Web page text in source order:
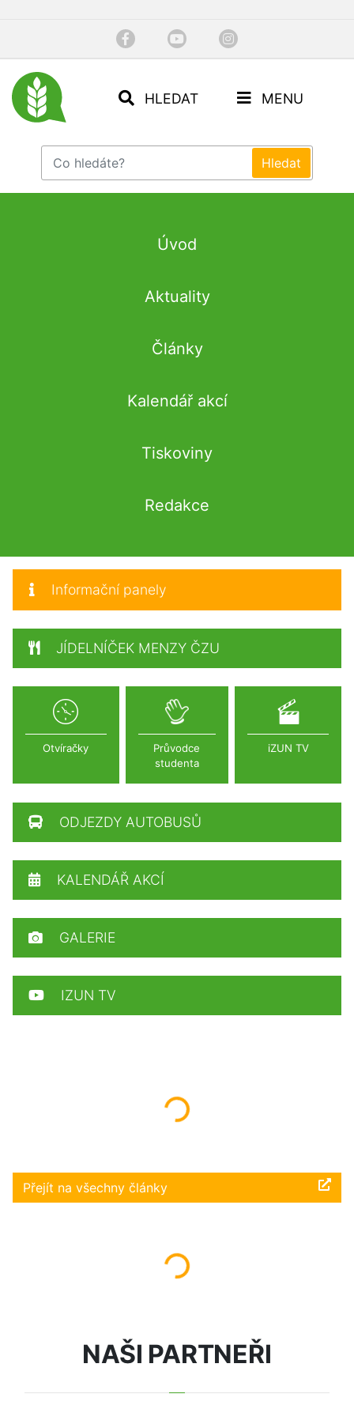
HLEDAT MENU
Úvod
Aktuality
Články
Kalendář akcí
Tiskoviny
Redakce
Načítám...
Přejít na všechny články
Načítám...
Informační panely
JÍDELNÍČEK MENZY ČZU
Otvíračky
Průvodce
studenta
iZUN TV
ODJEZDY AUTOBUSŮ
KALENDÁŘ AKCÍ
GALERIE
IZUN TV
NAŠI PARTNEŘI